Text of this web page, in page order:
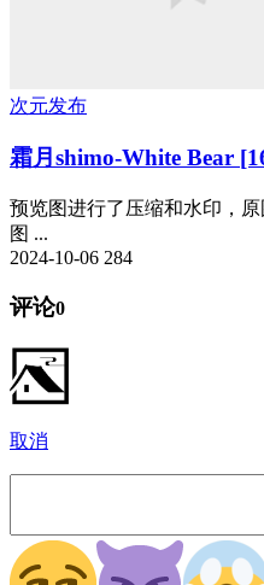
次元发布
霜月shimo-White Bear
预览图进行了压缩和水印，
图 ...
2024-10-06 284
评论0
取消